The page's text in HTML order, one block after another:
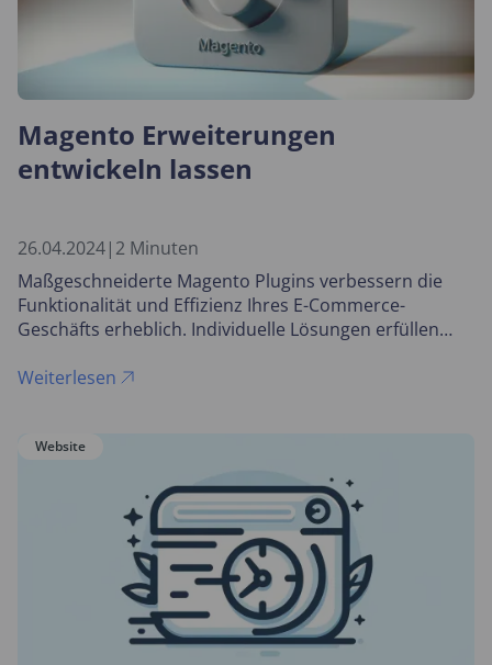
Magento Erweiterungen
entwickeln lassen
26.04.2024| 2 Minuten
Maßgeschneiderte Magento Plugins verbessern die
Funktionalität und Effizienz Ihres E-Commerce-
Geschäfts erheblich. Individuelle Lösungen erfüllen
optimieren gleichzeitig Kosten und Performance.
Weiterlesen
Website